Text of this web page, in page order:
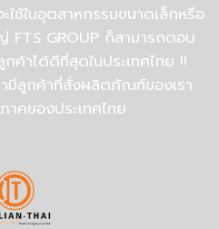
ช้ในอุตสาหกรรมขนาดเล็กหรือ
FTS GROUP ก็สามารถตอบ
ค้าได้ดีที่สุดในประเทศไทย !!
ามีลูกค้าที่สั่งผลิตภัณฑ์ของเรา
คของประเทศไทย